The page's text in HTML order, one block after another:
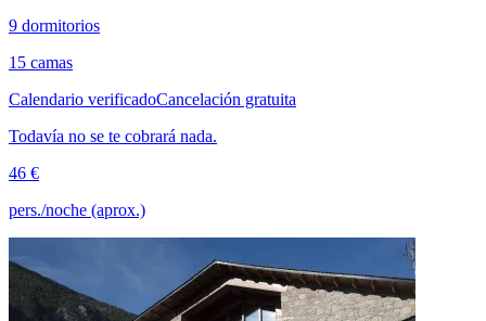
9 dormitorios
15 camas
Calendario verificadoCancelación gratuita
Todavía no se te cobrará nada.
46 €
pers./noche (aprox.)